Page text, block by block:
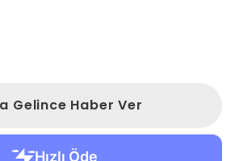
Gelince Haber Ver